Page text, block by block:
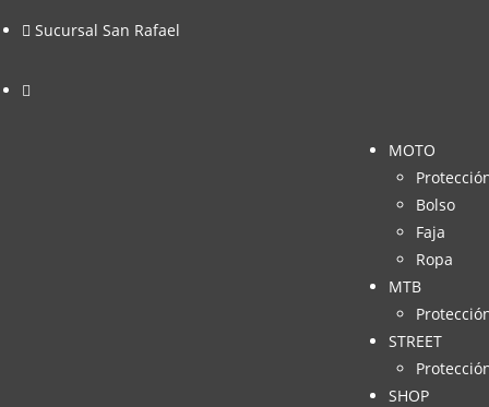
Sucursal San Rafael
MOTO
Bolso
Faja
Ropa
MTB
STREET
SHOP